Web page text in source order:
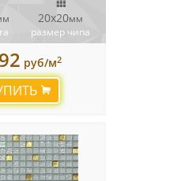
20х20мм
размер чипа
руб/м2